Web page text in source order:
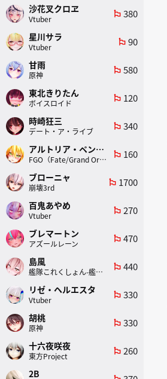
沙花叉クロヱ
Vtuber
emoji_flags 380
星川サラ
Vtuber
emoji_flags 90
甘雨
原神
emoji_flags 580
東北きりたん
ボイスロイド
emoji_flags 120
時崎狂三
デート・ア・ライブ
emoji_flags 340
アルトリア・ペンドラゴン(ランサー)
FGO（Fate/Grand Order）
emoji_flags 160
ブローニャ
崩壊3rd
emoji_flags 1700
百鬼あやめ
Vtuber
emoji_flags 270
ブレマートン
アズールレーン
emoji_flags 470
島風
艦隊これくしょん-艦これ-
emoji_flags 440
リゼ・ヘルエスタ
Vtuber
emoji_flags 330
胡桃
原神
emoji_flags 330
十六夜咲夜
東方Project
emoji_flags 260
2B